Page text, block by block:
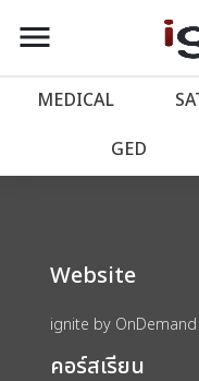
account_balance หน้าแรก
เว็บไซต์อิกไ
import_contacts วางแผนการ
account_circle เข้าสู่ระบบ
menu
MEDICAL
GED
We could not
Website
ignite by OnDemand
คอร์สเรียน